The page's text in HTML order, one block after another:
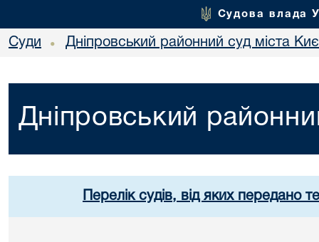
Судова влада
Суди • Дніпровський районний суд міста
Дніпровський
Перелік судів, від яких передано